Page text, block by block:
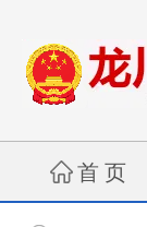
首 页